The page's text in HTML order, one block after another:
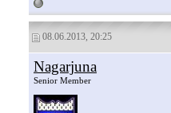
08.06.2013, 20:25
Nagarjuna
Senior Member